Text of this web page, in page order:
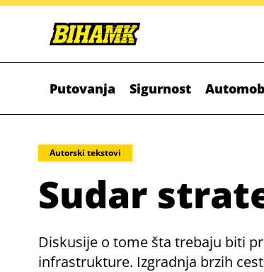
Putovanja Sigurnost
Autorski tekstovi
Sudar
Diskusije o tome šta trebaju biti
infrastrukture. Izgradnja brzih